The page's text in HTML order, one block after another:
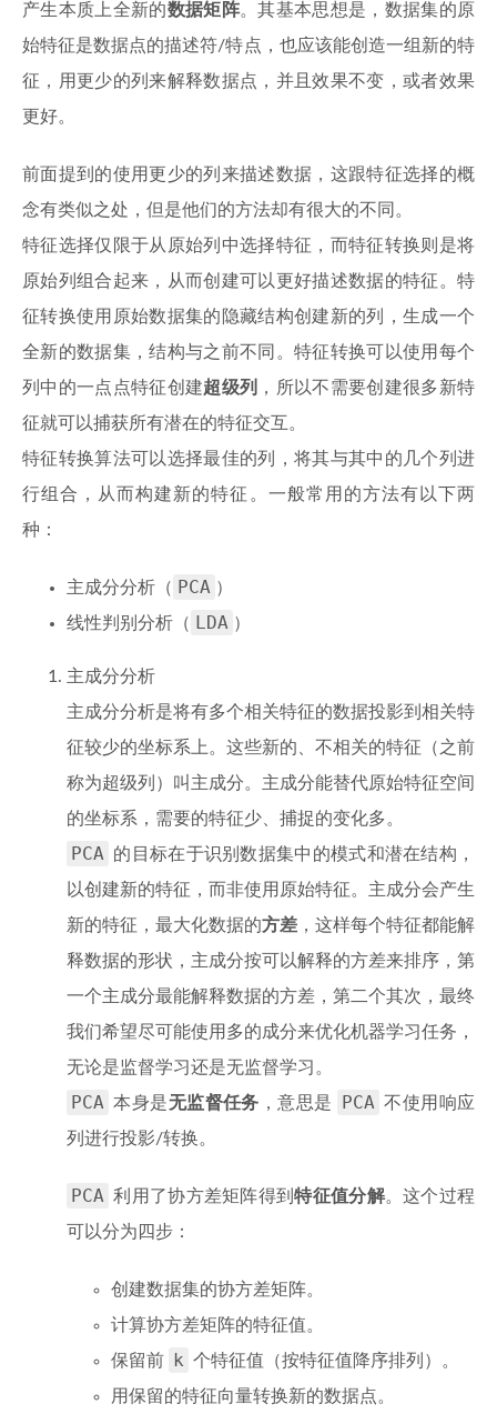
产生本质上全新的数据矩阵。其基本思想是，数据集的原
始特征是数据点的描述符/特点，也应该能创造一组新的特
征，用更少的列来解释数据点，并且效果不变，或者效果
更好。
前面提到的使用更少的列来描述数据，这跟特征选择的概
念有类似之处，但是他们的方法却有很大的不同。
特征选择仅限于从原始列中选择特征，而特征转换则是将
原始列组合起来，从而创建可以更好描述数据的特征。特
征转换使用原始数据集的隐藏结构创建新的列，生成一个
全新的数据集，结构与之前不同。特征转换可以使用每个
列中的一点点特征创建超级列
，所以不需要创建很多新特
征就可以捕获所有潜在的特征交互。
特征转换算法可以选择最佳的列，将其与其中的几个列进
行组合，从而构建新的特征。一般常用的方法有以下两
种：
主成分分析（ PCA ）
线性判别分析（ LDA ）
主成分分析
主成分分析是将有多个相关特征的数据投影到相关特
征较少的坐标系上。这些新的、不相关的特征（之前
称为超级列）叫主成分。主成分能替代原始特征空间
的坐标系，需要的特征少、捕捉的变化多。
PCA 的目标在于识别数据集中的模式和潜在结构，
以创建新的特征，而非使用原始特征。主成分会产生
新的特征，最大化数据的方差 ，这样每个特征都能解
释数据的形状，主成分按可以解释的方差来排序，第
一个主成分最能解释数据的方差，第二个其次，最终
我们希望尽可能使用多的成分来优化机器学习任务，
无论是监督学习还是无监督学习。
PCA 本身是无监督任务 ，意思是 PCA 不使用响应
列进行投影/转换。
PCA 利用了协方差矩阵得到特征值分解。这个过程
可以分为四步：
创建数据集的协方差矩阵。
计算协方差矩阵的特征值。
保留前 k 个特征值（按特征值降序排列）。
用保留的特征向量转换新的数据点。